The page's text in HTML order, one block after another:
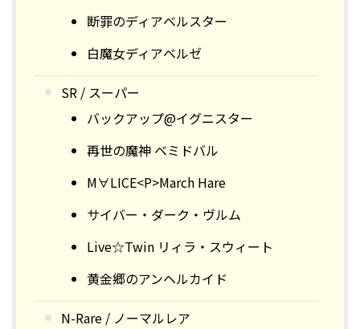
断罪のディアベルスター
白魔女ディアベルゼ
SR / スーパー
バックアップ@イグニスター
再世の魔神 ベミドバル
M∀LICE<P>March Hare
サイバー・ダーク・ヴルム
Live☆Twin リィラ・スウィート
黄金郷のアンヘルカイド
N-Rare / ノーマルレア